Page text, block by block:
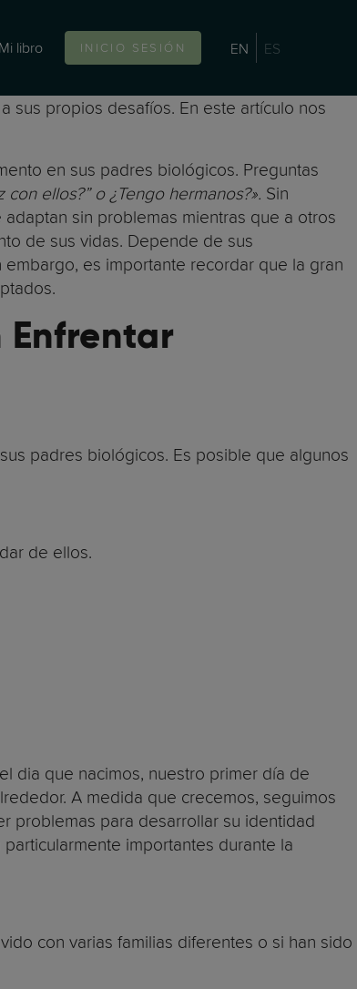
Mi libro INICIO SESIÓN EN ES
sus propios desafíos. En este artículo nos
en sus padres biológicos. Preguntas
ellos?” o ¿Tengo hermanos?». Sin
sin problemas mientras que a otros
de sus vidas. Depende de sus
es importante recordar que la gran
Enfrentar
padres biológicos. Es posible que algunos
de ellos.
dia que nacimos, nuestro primer día de
A medida que crecemos, seguimos
problemas para desarrollar su identidad
importantes durante la
con varias familias diferentes o si han sido